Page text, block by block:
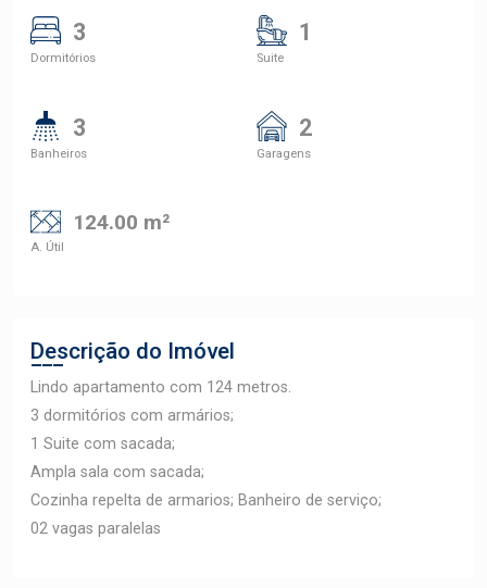
3
Dormitórios
1
Suite
3
Banheiros
2
Garagens
124.00 m²
A. Útil
Descrição do Imóvel
Lindo apartamento com 124 metros.
3 dormitórios com armários;
1 Suite com sacada;
Ampla sala com sacada;
Cozinha repelta de armarios; Banheiro de serviço;
02 vagas paralelas